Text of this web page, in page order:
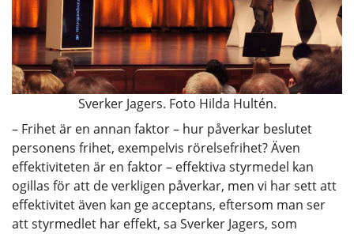
Sverker Jagers. Foto Hilda Hultén.
– Frihet är en annan faktor – hur påverkar beslutet
personens frihet, exempelvis rörelsefrihet? Även
effektiviteten är en faktor – effektiva styrmedel kan
ogillas för att de verkligen påverkar, men vi har sett att
effektivitet även kan ge acceptans, eftersom man ser
att styrmedlet har effekt, sa Sverker Jagers, som